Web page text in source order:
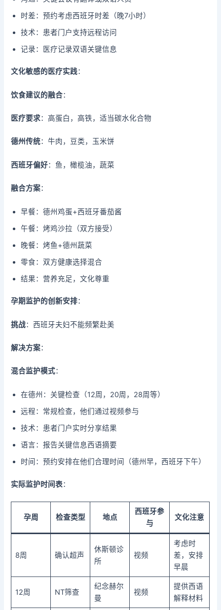
时差：预约考虑西班牙时差（晚7小时）
技术：患者门户支持远程访问
记录：医疗记录双语关键信息
文化敏感的医疗实践：
饮食建议的融合：
医疗要求：高蛋白，高铁，适当碳水化合物
德州传统：牛肉，豆类，玉米饼
西班牙偏好：鱼，橄榄油，蔬菜
融合方案：
早餐：德州鸡蛋+西班牙番茄酱
午餐：烤鸡沙拉（双方接受）
晚餐：烤鱼+德州蔬菜
零食：双方健康选择混合
结果：营养充足，文化尊重
孕期监护的创新安排：
挑战：西班牙夫妇不能频繁赴美
解决方案：
混合监护模式：
在德州：关键检查（12周，20周，28周等）
远程：常规检查，他们通过视频参与
技术：患者门户实时分享结果
语言：报告关键信息西语摘要
时间：预约安排在他们合理时间（德州早，西班牙下午）
实际监护时间表：
孕周 检查类型 地点
西班牙参
与
文化注意
8周 确认超声
休斯顿诊
所
视频
考虑时
差，安排
早晨
12周 NT筛查
纪念赫尔
曼
视频
提供西语
解释材料